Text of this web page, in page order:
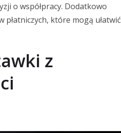
o współpracy. Dodatkowo
które mogą ułatwić
z